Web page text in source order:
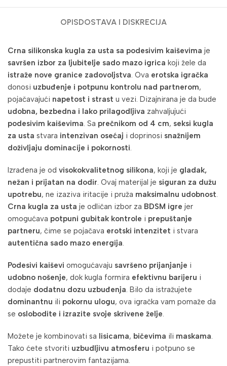
OPISDOSTAVA I DISKRECIJA
Crna silikonska kugla za usta sa podesivim kaiševima je
savršen izbor za ljubitelje sado mazo igrica koji žele da
istraže nove granice zadovoljstva. Ova erotska igračka
donosi uzbuđenje i potpunu kontrolu nad partnerom,
pojačavajući napetost i strast u vezi. Dizajnirana je da bude
udobna, bezbedna i lako prilagodljiva zahvaljujući
podesivim kaiševima. Sa prečnikom od 4 cm, seksi kugla
za usta stvara intenzivan osećaj i doprinosi snažnijem
doživljaju dominacije i pokornosti.
Izrađena je od visokokvalitetnog silikona, koji je gladak,
nežan i prijatan na dodir. Ovaj materijal je siguran za dužu
upotrebu, ne izaziva iritacije i pruža maksimalnu udobnost.
Crna kugla za usta je odličan izbor za BDSM igre jer
omogućava potpuni gubitak kontrole i prepuštanje
partneru, čime se pojačava erotski intenzitet i stvara
autentična sado mazo energija.
Podesivi kaiševi omogućavaju savršeno prijanjanje i
udobno nošenje, dok kugla formira efektivnu barijeru i
dodaje dodatnu dozu uzbuđenja. Bilo da istražujete
dominantnu ili pokornu ulogu, ova igračka vam pomaže da
se oslobodite i izrazite svoje skrivene želje.
Možete je kombinovati sa lisicama, bičevima ili maskama.
Tako ćete stvoriti uzbudljivu atmosferu i potpuno se
prepustiti partnerovim fantazijama.